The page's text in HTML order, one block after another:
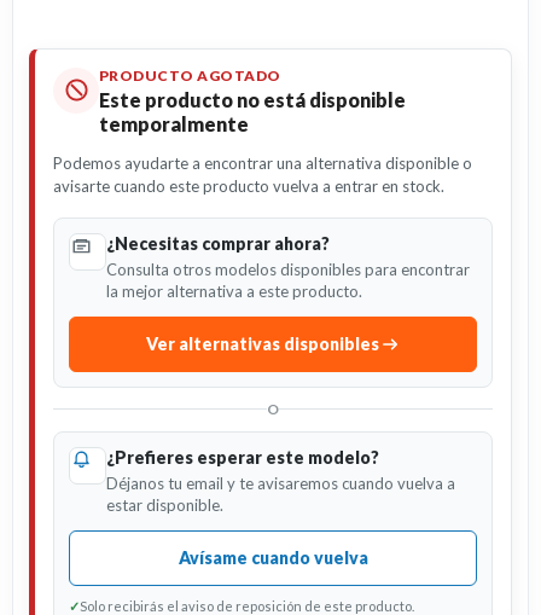
PRODUCTO AGOTADO
Este producto no está disponible
temporalmente
Podemos ayudarte a encontrar una alternativa disponible o
avisarte cuando este producto vuelva a entrar en stock.
¿Necesitas comprar ahora?
Consulta otros modelos disponibles para encontrar
la mejor alternativa a este producto.
Ver alternativas disponibles
O
¿Prefieres esperar este modelo?
Déjanos tu email y te avisaremos cuando vuelva a
estar disponible.
Avísame cuando vuelva
✓Solo recibirás el aviso de reposición de este producto.